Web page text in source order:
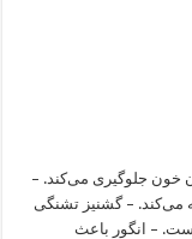
خون جلوگیری می‌کند. –
می‌کند. – گشنیز تشنگی
– انگور باعث